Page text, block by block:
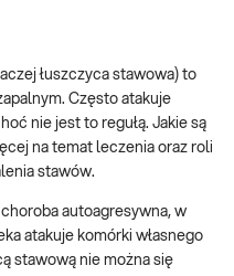
łuszczyca stawowa) to
Często atakuje
nie jest to regułą. Jakie są
na temat leczenia oraz roli
stawów.
autoagresywna, w
atakuje komórki własnego
stawową nie można się